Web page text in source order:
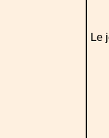
Le